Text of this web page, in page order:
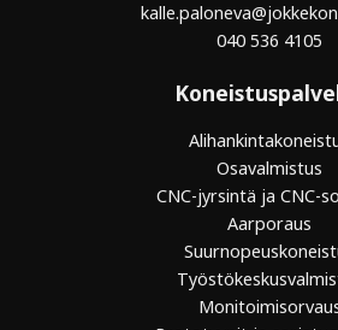
040 536 4105
Osavalmistus
CNC-jyrsintä ja CNC-
Aarporaus